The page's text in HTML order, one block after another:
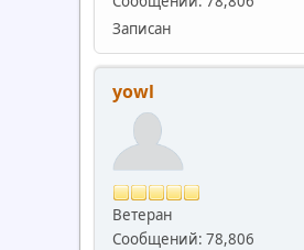
Записан
yowl
Ветеран
Сообщений: 78,806